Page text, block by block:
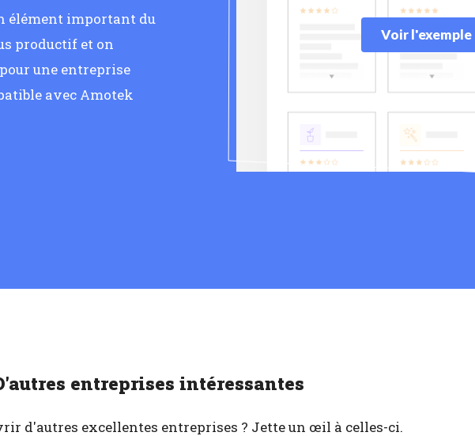
élément important du
productif et on
une entreprise
avec Amotek
Voir l'exemple
entreprises intéressantes
d'autres excellentes entreprises ? Jette un œil à celles-ci.